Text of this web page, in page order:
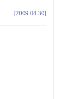
[2009.04.30]